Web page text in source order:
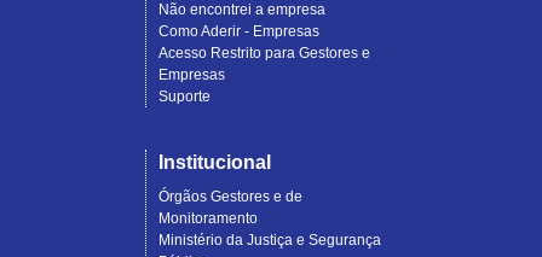
Não encontrei a empresa
Como Aderir - Empresas
Acesso Restrito para Gestores e
Empresas
Suporte
Institucional
Órgãos Gestores e de
Monitoramento
Ministério da Justiça e Segurança